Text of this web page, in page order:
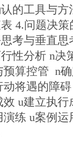
的工具与
4.问题决
考与垂直
性分析 n决
算控管 n
将遇的障
u建立执
演练 u案